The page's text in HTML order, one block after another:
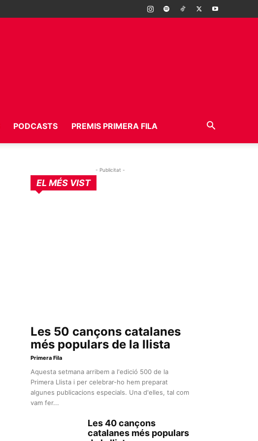
PODCASTS PREMIS PRIMERA FILA
- Publicitat -
EL MÉS VIST
Les 50 cançons catalanes
més populars de la llista
Primera Fila
Aquesta setmana arribem a l'edició 500 de la
Primera Llista i per celebrar-ho hem preparat
algunes publicacions especials. Una d'elles, tal com
vam fer...
Les 40 cançons
catalanes més populars